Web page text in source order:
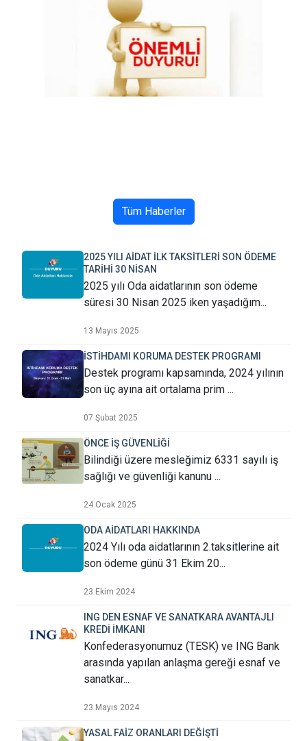
Tüm Haberler
2025 YILI AİDAT İLK TAKSİTLERİ SON ÖDEME
TARİHİ 30 NİSAN
2025 yılı Oda aidatlarının son ödeme
süresi 30 Nisan 2025 iken yaşadığım...
13 Mayıs 2025
İSTİHDAMI KORUMA DESTEK PROGRAMI
Destek programı kapsamında, 2024 yılının
son üç ayına ait ortalama prim ...
07 Şubat 2025
ÖNCE İŞ GÜVENLİĞİ
Bilindiği üzere mesleğimiz 6331 sayılı iş
sağlığı ve güvenliği kanunu ...
24 Ocak 2025
ODA AİDATLARI HAKKINDA
2024 Yılı oda aidatlarının 2.taksitlerine ait
son ödeme günü 31 Ekim 20...
23 Ekim 2024
ING DEN ESNAF VE SANATKARA AVANTAJLI
KREDİ İMKANI
Konfederasyonumuz (TESK) ve ING Bank
arasında yapılan anlaşma gereği esnaf ve
sanatkar...
23 Mayıs 2024
YASAL FAİZ ORANLARI DEĞİŞTİ